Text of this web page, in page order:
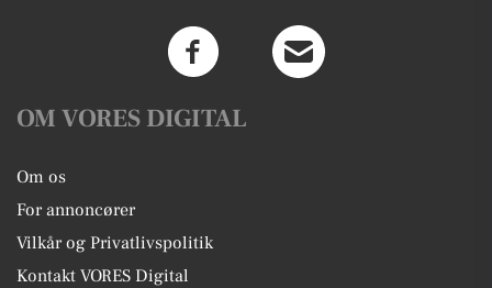
OM VORES DIGITAL
Om os
For annoncører
Vilkår og Privatlivspolitik
Kontakt VORES Digital